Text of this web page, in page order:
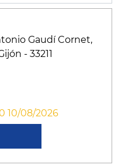
Gaudí Cornet,
- 33211
10/08/2026